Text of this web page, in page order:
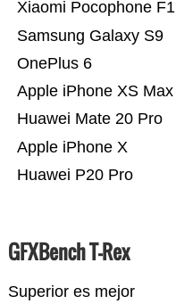
Huawei P20 Pro
Apple iPhone X
Huawei Mate 20 Pro
Apple iPhone XS Max
OnePlus 6
Samsung Galaxy S9
Xiaomi Pocophone F1
GFXBench T-Rex
Superior es mejor